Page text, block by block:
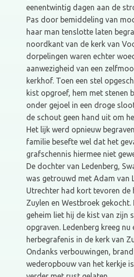
eenentwintig dagen aan de
Pas door bemiddeling van
haar man tenslotte laten
noordkant van de kerk van
dorpelingen waren echter
aanwezigheid van een
kerkhof. Toen een stel
kist opgroef, hem met stenen
onder gejoel in een droge
de schout geen hand uit om
Het lijk werd opnieuw
familie besefte wel dat het
grafschennis hiermee niet
De dochter van Ledenberg,
was getrouwd met Adam van
Utrechter had kort tevoren de
Zuylen en Westbroek gekocht.
geheim liet hij de kist van zijn
opgraven. Ledenberg kreeg nu
herbegrafenis in de kerk van
Ondanks verbouwingen, brand
wederopbouw van het kerkje